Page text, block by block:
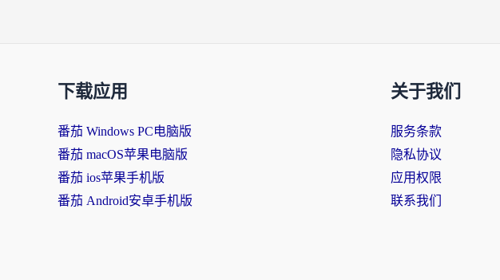
下载应用
番茄 Windows PC电脑版
番茄 macOS苹果电脑版
番茄 ios苹果手机版
番茄 Android安卓手机版
关于我们
服务条款
隐私协议
应用权限
联系我们